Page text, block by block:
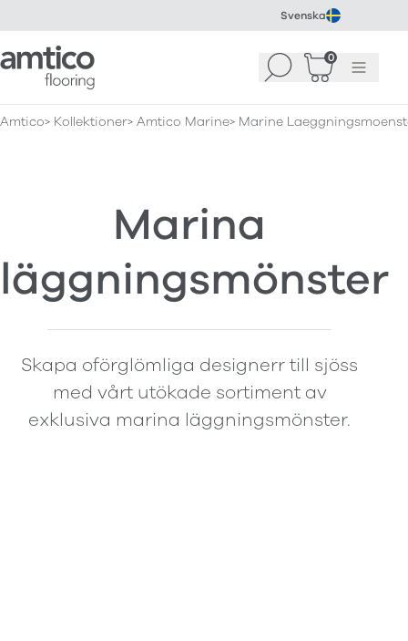
Svenska
Amtico Flooring Sök 0
Korg 0)Meny
Amtico Kollektioner Amtico Marine Marine
Marina
läggningsmönster
Skapa oförglömliga designerr till sjöss
med vårt utökade sortiment av
exklusiva marina läggningsmönster.